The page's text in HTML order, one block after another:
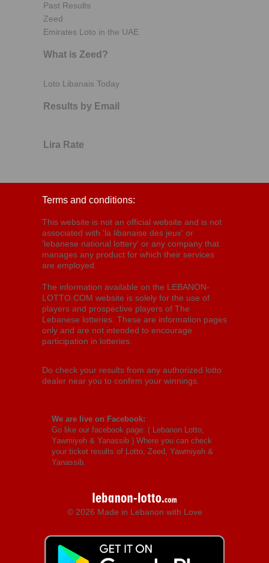
Past Results
Zeed
Emirates Loto in the UAE
What is Zeed?
Loto Libanais Today
Results by Email
Lira Rate
Terms and conditions:
This website is not an official website and is not
associated with 'la libanaise des jeux' or
'lebanese national lottery' or any company that
manages any product for which their services
are employed.
The information available on the LEBANON-
LOTTO.COM website is solely for the use of
players and prospective players of The
Lebanese lotteries. These are information pages
only and are not intended to encourage
participation in lotteries.
Do check your results from any authorized lotto
dealer near you to confirm your winnings.
We are live on Facebook:
Go like our facebook page: ( Lebanon Lotto,
Yawmiyeh & Yanassib ) Where you can check
your ticket results of Lotto, Zeed, Yawmiyeh &
Yanassib.
© 2026 Made in Lebanon with Love